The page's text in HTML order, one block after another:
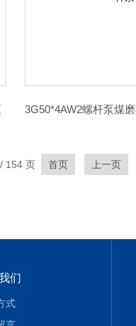
154 页 首页 上一页
们
式